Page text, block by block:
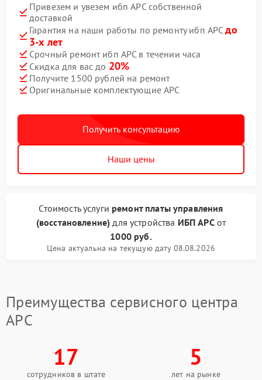
Привезем и увезем ибп APC собственной
доставкой
Гарантия на наши работы по ремонту ибп APCдо
3-х лет
Срочный ремонт ибп APC в течении часа
Скидка для вас до 20%
Получите 1500 рублей на ремонт
Оригинальные комплектующие APC
Получить консультацию
Наши цены
Стоимость услуги ремонт платы управления
(восстановление) для устройства ИБП APCот
1000 руб.
Цена актуальна на текущую дату 08.08.2026
Преимущества сервисного центра
APC
17
сотрудников в штате
5
лет на рынке